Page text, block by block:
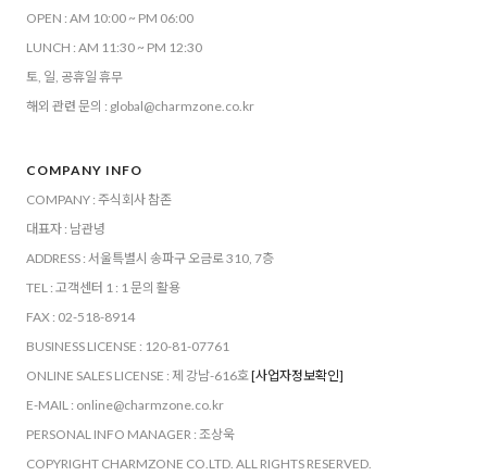
OPEN : AM 10:00 ~ PM 06:00
LUNCH : AM 11:30 ~ PM 12:30
토, 일, 공휴일 휴무
해외 관련 문의 : global@charmzone.co.kr
COMPANY INFO
COMPANY : 주식회사 참존
대표자 : 남관녕
ADDRESS : 서울특별시 송파구 오금로 310, 7층
TEL : 고객센터 1 : 1 문의 활용
FAX : 02-518-8914
BUSINESS LICENSE : 120-81-07761
ONLINE SALES LICENSE : 제 강남-616호[사업자정보확인]
E-MAIL : online@charmzone.co.kr
PERSONAL INFO MANAGER : 조상욱
COPYRIGHT CHARMZONE CO.LTD. ALL RIGHTS RESERVED.